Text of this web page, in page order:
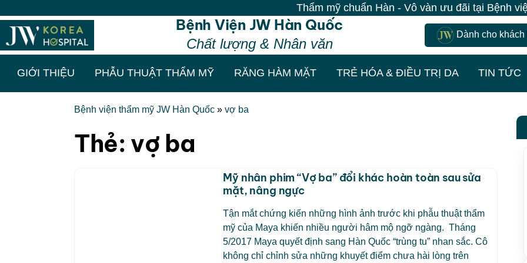
Thẩm mỹ chuẩn Hàn - Vô vàn ưu đãi tại Bệnh viện
Bệnh Viện JW Hàn Quốc
Chất lượng & Nhân văn
Dành cho khách
GIỚI THIỆU PHẪU THUẬT THẨM MỸ RĂNG HÀM MẶT TRẺ HÓA & ĐIỀU TRỊ DA TIN TỨC
Bệnh viện thẩm mỹ JW Hàn Quốc » vợ ba
Thẻ: vợ ba
Mỹ nhân phim “Vợ ba” đổi khác hoàn toàn sau sửa
mặt, nâng ngực
Tận mắt chứng kiến những hình ảnh trước khi phẫu thuật thẩm
mỹ của Maya khiến nhiều người hâm mộ ngỡ ngàng. Tháng
5/2017 Maya quyết định sang Hàn Quốc “trùng tu” nhan sắc. Cô
không chỉ chỉnh sửa những khuyết điểm chưa hài lòng trên